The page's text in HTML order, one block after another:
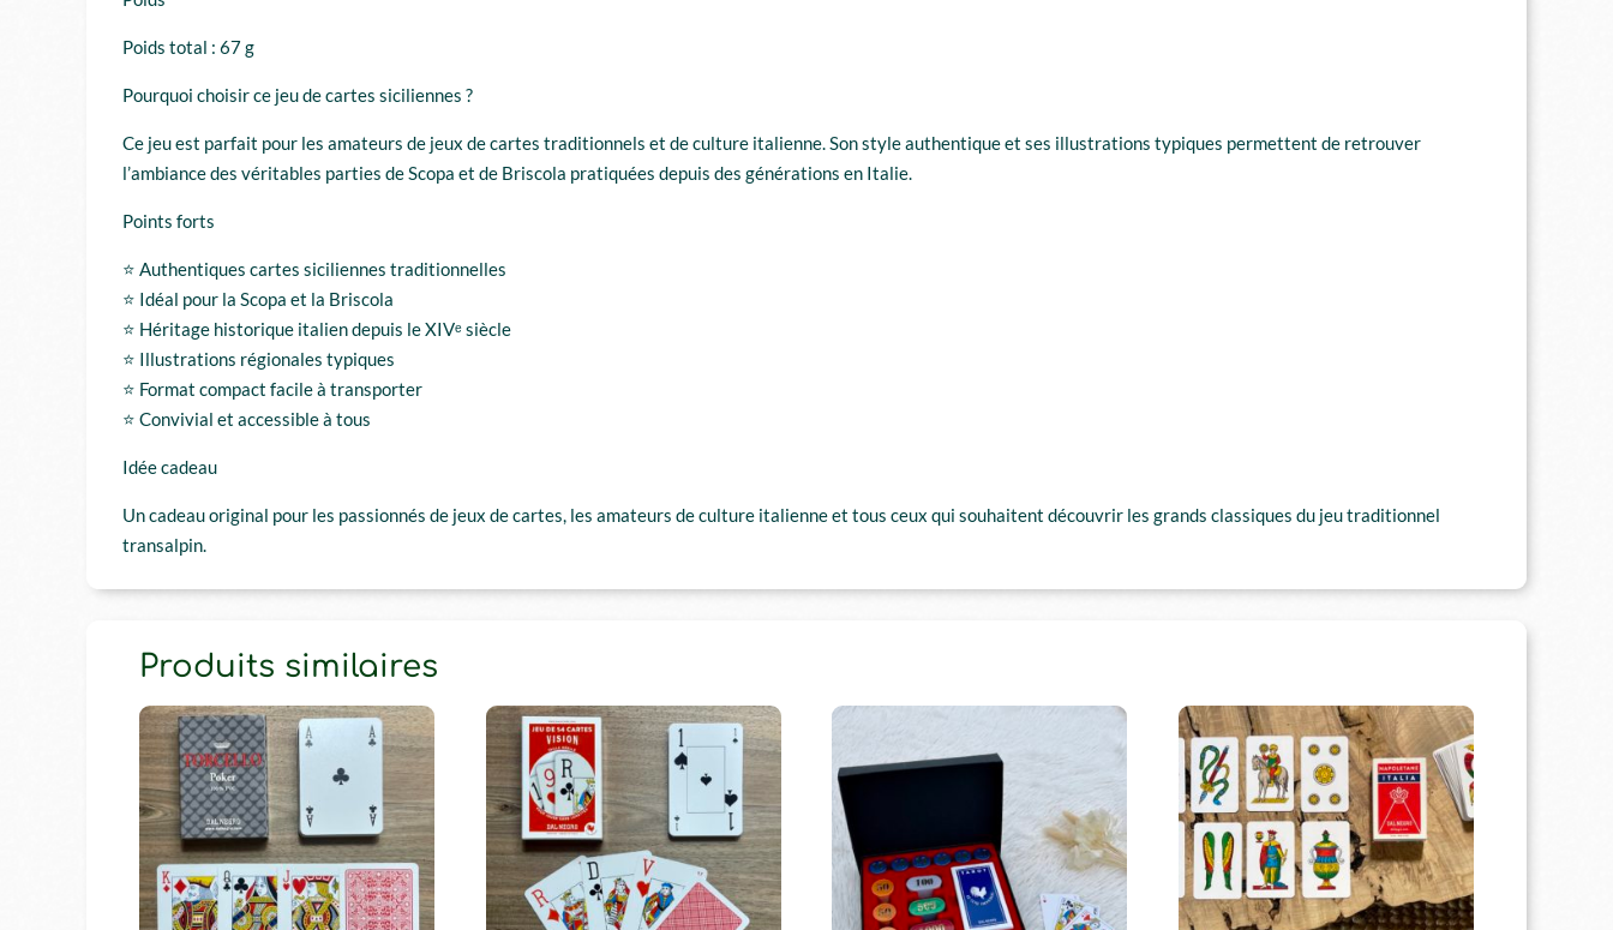
Poids total : 67 g
Pourquoi choisir ce jeu de cartes siciliennes ?
Ce jeu est parfait pour les amateurs de jeux de cartes traditionnels et de culture italienne. Son style authentique et ses illustrations typiques permettent de retrouver
l’ambiance des véritables parties de Scopa et de Briscola pratiquées depuis des générations en Italie.
Points forts
⭐ Authentiques cartes siciliennes traditionnelles
⭐ Idéal pour la Scopa et la Briscola
⭐ Héritage historique italien depuis le XIVᵉ siècle
⭐ Illustrations régionales typiques
⭐ Format compact facile à transporter
⭐ Convivial et accessible à tous
Idée cadeau
Un cadeau original pour les passionnés de jeux de cartes, les amateurs de culture italienne et tous ceux qui souhaitent découvrir les grands classiques du jeu traditionnel
transalpin.
Produits similaires